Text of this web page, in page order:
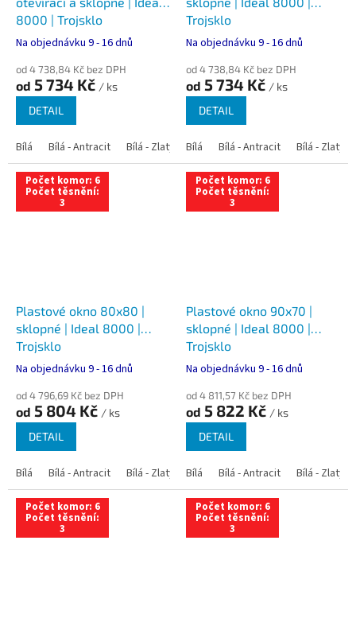
8000 | Trojsklo
Na objednávku 9 - 16 dnů
od 4 738,84 Kč bez DPH
od 5 734 Kč / ks
DETAIL
Bílá Bílá - Antracit Bílá - Zlatý dub Bílá - Tmavý dub Bílá -
Trojsklo
Na objednávku 9 - 16 dnů
od 4 738,84 Kč bez DPH
od 5 734 Kč / ks
DETAIL
Bílá Bílá - Antracit Bílá - Zlatý
Počet komor: 6
Počet těsnění:
3
Plastové okno 80x80 |
sklopné | Ideal 8000 |
Trojsklo
Na objednávku 9 - 16 dnů
od 4 796,69 Kč bez DPH
od 5 804 Kč / ks
DETAIL
Bílá Bílá - Antracit Bílá - Zlatý dub Bílá - Tmavý dub Bílá -
Počet komor: 6
Počet těsnění:
3
Plastové okno 90x70 |
sklopné | Ideal 8000 |
Trojsklo
Na objednávku 9 - 16 dnů
od 4 811,57 Kč bez DPH
od 5 822 Kč / ks
DETAIL
Bílá Bílá - Antracit Bílá - Zlatý
Počet komor: 6
Počet těsnění:
3
Počet komor: 6
Počet těsnění:
3